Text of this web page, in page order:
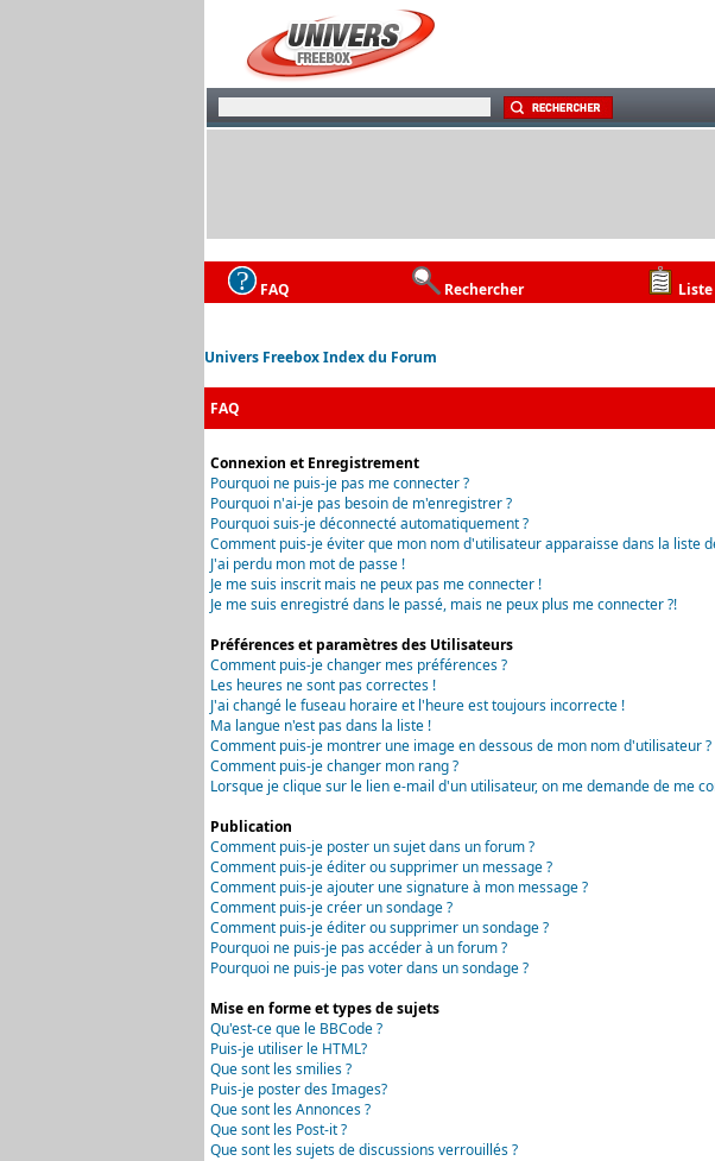
FAQ Rechercher
Univers Freebox Index du Forum
FAQ
Connexion et Enregistrement
Pourquoi ne puis-je pas me connecter ?
Pourquoi n'ai-je pas besoin de m'enregistrer ?
Pourquoi suis-je déconnecté automatiquement ?
Comment puis-je éviter que mon nom d'utilisateur apparaisse dans la liste
J'ai perdu mon mot de passe !
Je me suis inscrit mais ne peux pas me connecter !
Je me suis enregistré dans le passé, mais ne peux plus me connecter ?!
Préférences et paramètres des Utilisateurs
Comment puis-je changer mes préférences ?
Les heures ne sont pas correctes !
J'ai changé le fuseau horaire et l'heure est toujours incorrecte !
Ma langue n'est pas dans la liste !
Comment puis-je montrer une image en dessous de mon nom d'utilisateur ?
Comment puis-je changer mon rang ?
Lorsque je clique sur le lien e-mail d'un utilisateur, on me demande de me
Publication
Comment puis-je poster un sujet dans un forum ?
Comment puis-je éditer ou supprimer un message ?
Comment puis-je ajouter une signature à mon message ?
Comment puis-je créer un sondage ?
Comment puis-je éditer ou supprimer un sondage ?
Pourquoi ne puis-je pas accéder à un forum ?
Pourquoi ne puis-je pas voter dans un sondage ?
Mise en forme et types de sujets
Qu'est-ce que le BBCode ?
Puis-je utiliser le HTML?
Que sont les smilies ?
Puis-je poster des Images?
Que sont les Annonces ?
Que sont les Post-it ?
Que sont les sujets de discussions verrouillés ?